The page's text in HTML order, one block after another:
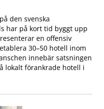
den svenska
har på kort tid byggt upp
en offensiv
30–50 hotell inom
innebär satsningen
lokalt förankrade hotell i